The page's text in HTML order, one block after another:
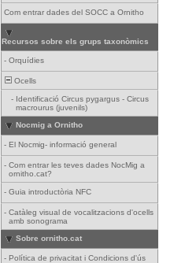
Com entrar dades del SOCC a Ornitho
Recursos sobre els grups taxonòmics
- Orquídies
Ocells
- Identificació Circus pygargus - Circus
macrourus (juvenils)
Nocmig a Ornitho
- El Nocmig- informació general
- Com entrar les teves dades NocMig a
ornitho.cat?
- Guia introductòria NFC
- Catàleg visual de vocalitzacions d'ocells
amb sonograma
Sobre ornitho.cat
- Política de privacitat i Condicions d'ús